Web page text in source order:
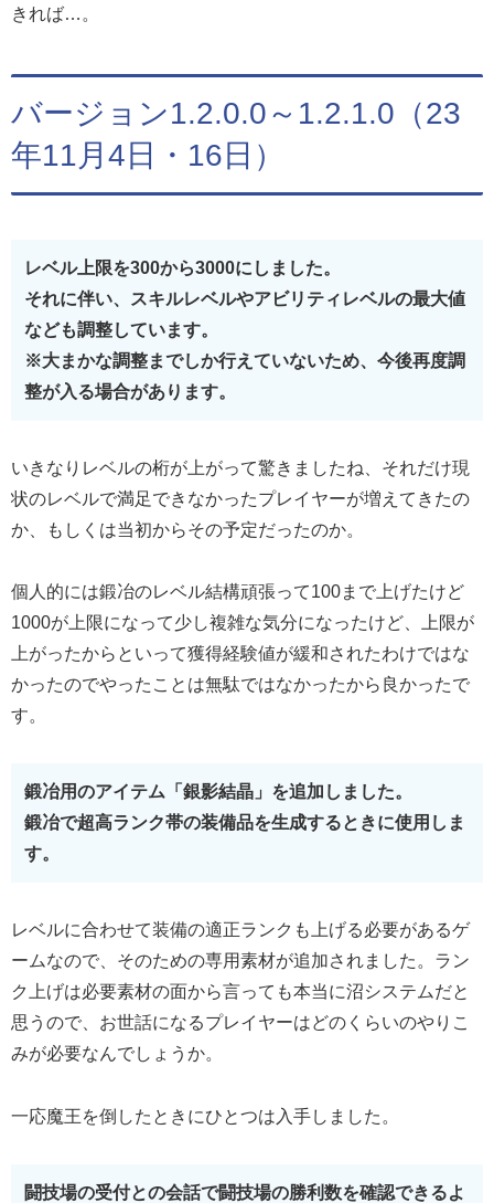
きれば…。
バージョン1.2.0.0～1.2.1.0（23
年11月4日・16日）
レベル上限を300から3000にしました。
それに伴い、スキルレベルやアビリティレベルの最大値
なども調整しています。
※大まかな調整までしか行えていないため、今後再度調
整が入る場合があります。
いきなりレベルの桁が上がって驚きましたね、それだけ現
状のレベルで満足できなかったプレイヤーが増えてきたの
か、もしくは当初からその予定だったのか。
個人的には鍛冶のレベル結構頑張って100まで上げたけど
1000が上限になって少し複雑な気分になったけど、上限が
上がったからといって獲得経験値が緩和されたわけではな
かったのでやったことは無駄ではなかったから良かったで
す。
鍛冶用のアイテム「銀影結晶」を追加しました。
鍛冶で超高ランク帯の装備品を生成するときに使用しま
す。
レベルに合わせて装備の適正ランクも上げる必要があるゲ
ームなので、そのための専用素材が追加されました。ラン
ク上げは必要素材の面から言っても本当に沼システムだと
思うので、お世話になるプレイヤーはどのくらいのやりこ
みが必要なんでしょうか。
一応魔王を倒したときにひとつは入手しました。
闘技場の受付との会話で闘技場の勝利数を確認できるよ